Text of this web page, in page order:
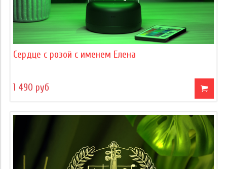
Сердце с розой с именем Елена
1 490 руб